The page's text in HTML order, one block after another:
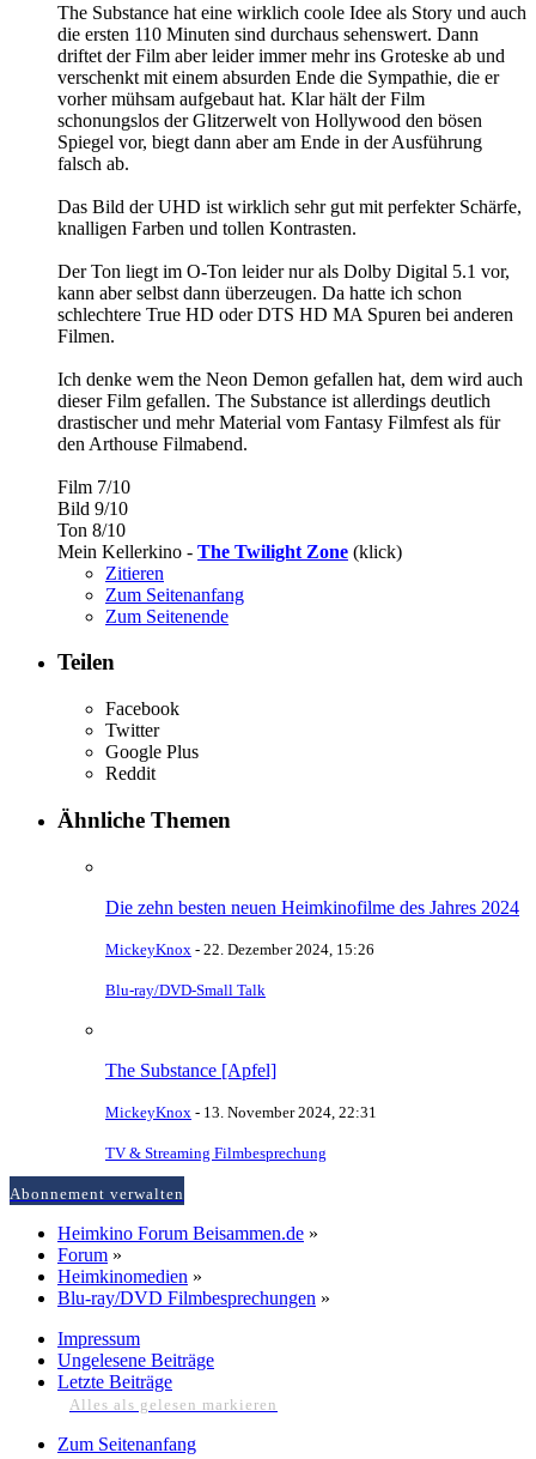
The Substance hat eine wirklich coole Idee als Story und auch
die ersten 110 Minuten sind durchaus sehenswert. Dann
driftet der Film aber leider immer mehr ins Groteske ab und
verschenkt mit einem absurden Ende die Sympathie, die er
vorher mühsam aufgebaut hat. Klar hält der Film
schonungslos der Glitzerwelt von Hollywood den bösen
Spiegel vor, biegt dann aber am Ende in der Ausführung
falsch ab.
Das Bild der UHD ist wirklich sehr gut mit perfekter Schärfe,
knalligen Farben und tollen Kontrasten.
Der Ton liegt im O-Ton leider nur als Dolby Digital 5.1 vor,
kann aber selbst dann überzeugen. Da hatte ich schon
schlechtere True HD oder DTS HD MA Spuren bei anderen
Filmen.
Ich denke wem the Neon Demon gefallen hat, dem wird auch
dieser Film gefallen. The Substance ist allerdings deutlich
drastischer und mehr Material vom Fantasy Filmfest als für
den Arthouse Filmabend.
Film 7/10
Bild 9/10
Ton 8/10
Mein Kellerkino - The Twilight Zone (klick)
Zitieren
Zum Seitenanfang
Zum Seitenende
Teilen
Facebook
Twitter
Google Plus
Reddit
Ähnliche Themen
Die zehn besten neuen Heimkinofilme des Jahres 2024
MickeyKnox - 22. Dezember 2024, 15:26
Blu-ray/DVD-Small Talk
The Substance [Apfel]
MickeyKnox - 13. November 2024, 22:31
TV & Streaming Filmbesprechung
Abonnement verwalten
Heimkino Forum Beisammen.de »
Forum »
Heimkinomedien »
Blu-ray/DVD Filmbesprechungen »
Impressum
Ungelesene Beiträge
Letzte Beiträge
Alles als gelesen markieren
Zum Seitenanfang